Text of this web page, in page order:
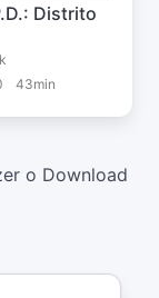
Distrito
43min
o Download